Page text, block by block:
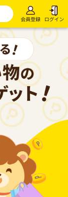
会員登録 ログイン